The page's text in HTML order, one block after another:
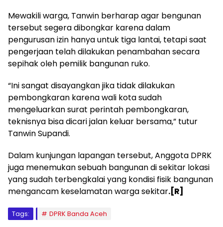
Mewakili warga, Tanwin berharap agar bengunan
tersebut segera dibongkar karena dalam
pengurusan izin hanya untuk tiga lantai, tetapi saat
pengerjaan telah dilakukan penambahan secara
sepihak oleh pemilik bangunan ruko.
“Ini sangat disayangkan jika tidak dilakukan
pembongkaran karena wali kota sudah
mengeluarkan surat perintah pembongkaran,
teknisnya bisa dicari jalan keluar bersama,” tutur
Tanwin Supandi.
Dalam kunjungan lapangan tersebut, Anggota DPRK
juga menemukan sebuah bangunan di sekitar lokasi
yang sudah terbengkalai yang kondisi fisik bangunan
mengancam keselamatan warga sekitar.[R]
Tags: DPRK Banda Aceh